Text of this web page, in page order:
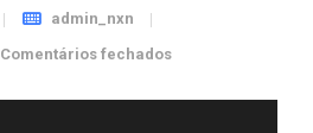
admin_nxn
Comentários fechadosem Signs likeness